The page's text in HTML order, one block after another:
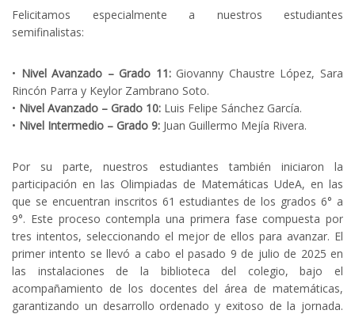
Felicitamos especialmente a nuestros estudiantes
semifinalistas:
• Nivel Avanzado – Grado 11:Giovanny Chaustre López, Sara
Rincón Parra y Keylor Zambrano Soto.
• Nivel Avanzado – Grado 10: Luis Felipe Sánchez García.
• Nivel Intermedio – Grado 9: Juan Guillermo Mejía Rivera.
Por su parte, nuestros estudiantes también iniciaron la
participación en las Olimpiadas de Matemáticas UdeA, en las
que se encuentran inscritos 61 estudiantes de los grados 6° a
9°. Este proceso contempla una primera fase compuesta por
tres intentos, seleccionando el mejor de ellos para avanzar. El
primer intento se llevó a cabo el pasado 9 de julio de 2025 en
las instalaciones de la biblioteca del colegio, bajo el
acompañamiento de los docentes del área de matemáticas,
garantizando un desarrollo ordenado y exitoso de la jornada.